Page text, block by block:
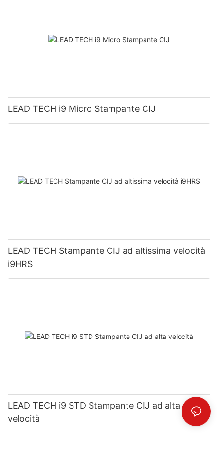
LEAD TECH i9 Micro Stampante CIJ
LEAD TECH Stampante CIJ ad altissima velocità
i9HRS
LEAD TECH i9 STD Stampante CIJ ad alta
velocità